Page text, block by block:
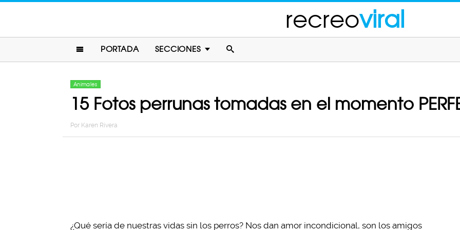
recreoviral
PORTADA SECCIONES
Animales
15 Fotos perrunas tomadas en el momento
Por Karen Rivera
¿Qué sería de nuestras vidas sin los perros? Nos dan amor incondicional, son los amigos